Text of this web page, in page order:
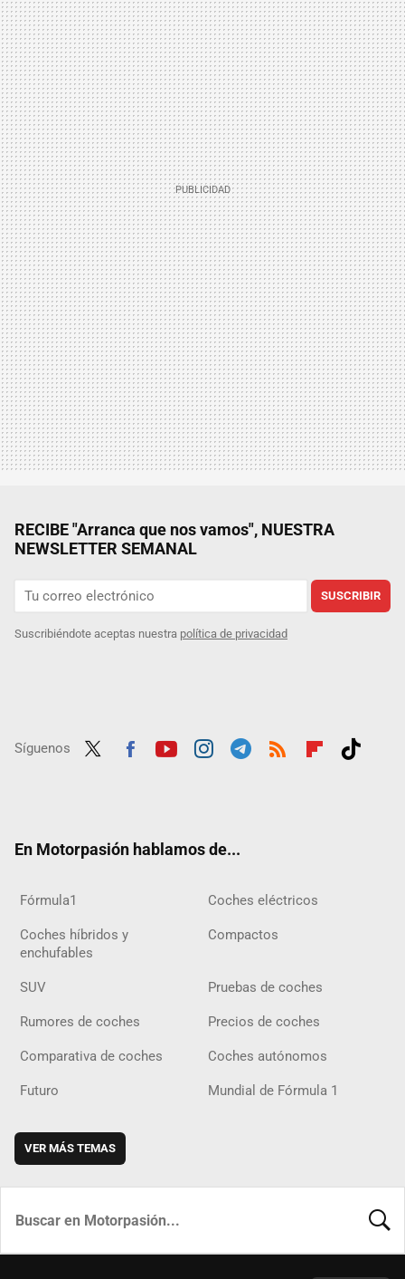
RECIBE "Arranca que nos vamos", NUESTRA
NEWSLETTER SEMANAL
SUSCRIBIR
Suscribiéndote aceptas nuestra política de privacidad
Síguenos
En Motorpasión hablamos de...
Fórmula1 Coches eléctricos
Coches híbridos y
enchufables
Compactos
SUV Pruebas de coches
Rumores de coches Precios de coches
Comparativa de coches Coches autónomos
Futuro Mundial de Fórmula 1
VER MÁS TEMAS